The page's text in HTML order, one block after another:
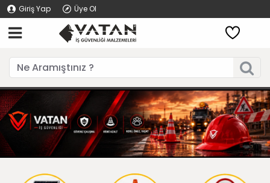
Giriş Yap Üye Ol